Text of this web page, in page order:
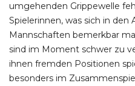
umgehenden Grippewelle
Spielerinnen, was sich in
Mannschaften bemerkbar
sind im Moment schwer zu
ihnen fremden Positionen
besonders im